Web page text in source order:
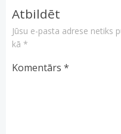
Atbildēt
Jūsu e-pasta adrese netiks
kā *
Komentārs *